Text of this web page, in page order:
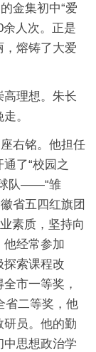
金集初中“爱
余人次。正是
，熔铸了大爱
高理想。朱长
。
右铭。他担任
了“校园之
球队——“雏
省五四红旗团
素质，坚持向
他经常参加
探索课程改
市一等奖，
省二等奖，他
研员。他的勤
中思想政治学